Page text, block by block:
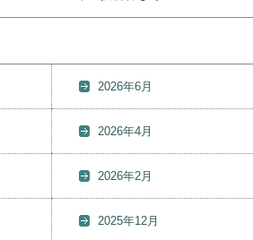
2026年6月
2026年4月
2026年2月
2025年12月